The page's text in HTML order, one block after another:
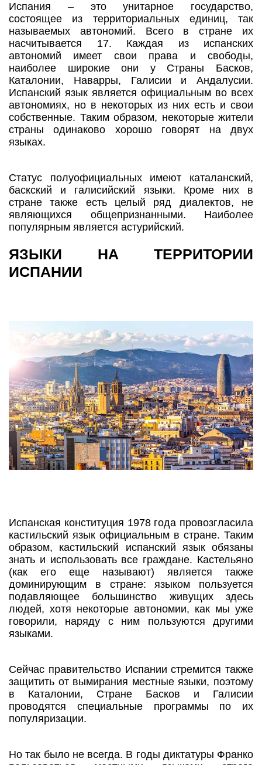
Испания – это унитарное государство,
состоящее из территориальных единиц, так
называемых автономий. Всего в стране их
насчитывается 17. Каждая из испанских
автономий имеет свои права и свободы,
наиболее широкие они у Страны Басков,
Каталонии, Наварры, Галисии и Андалусии.
Испанский язык является официальным во всех
автономиях, но в некоторых из них есть и свои
собственные. Таким образом, некоторые жители
страны одинаково хорошо говорят на двух
языках.
Статус полуофициальных имеют каталанский,
баскский и галисийский языки. Кроме них в
стране также есть целый ряд диалектов, не
являющихся общепризнанными. Наиболее
популярным является астурийский.
ЯЗЫКИ НА ТЕРРИТОРИИ
ИСПАНИИ
Испанская конституция 1978 года провозгласила
кастильский язык официальным в стране. Таким
образом, кастильский испанский язык обязаны
знать и использовать все граждане. Кастельяно
(как его еще называют) является также
доминирующим в стране: языком пользуется
подавляющее большинство живущих здесь
людей, хотя некоторые автономии, как мы уже
говорили, наряду с ним пользуются другими
языками.
Сейчас правительство Испании стремится также
защитить от вымирания местные языки, поэтому
в Каталонии, Стране Басков и Галисии
проводятся специальные программы по их
популяризации.
Но так было не всегда. В годы диктатуры Франко